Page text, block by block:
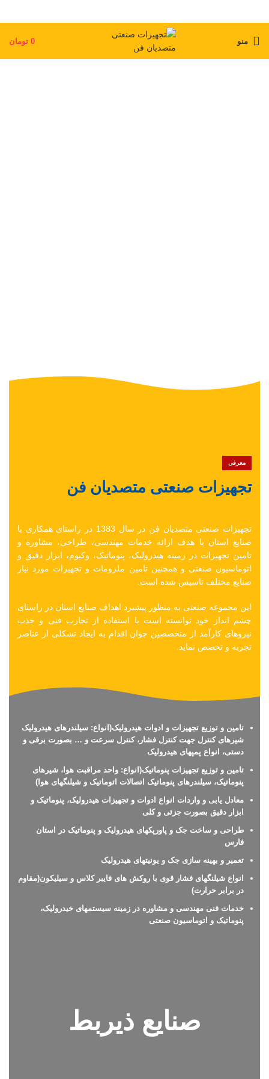
منو 0 تومان
معرفی
تجهیزات صنعتی متصدیان فن
تجهیزات صنعتی متصدیان فن در سال 1383 در راستای همکاری با
صنایع استان با هدف ارائه خدمات مهندسی، طراحی، مشاوره و
تامین تجهیزات در زمینه هیدرولیک، پنوماتیک، وکیوم، ابزار دقیق و
اتوماسیون صنعتی و همچنین تامین ملزومات و تجهیزات مورد نیاز
صنایع مختلف تاسیس شده است.
این مجموعه صنعتی به منظور پیشبرد اهداف صنایع استان در راستای
چشم انداز خود توانسته است با استفاده از تجارب فنی و جذب
نیروهای کارآمد از متخصصین جوان اقدام به ایجاد تشکلی از عناصر
تجربه و تخصص نماید.
تامین و توزیع تجهیزات و ادوات هیدرولیک(انواع: سیلندرهای هیدرولیک
شیرهای کنترل جهت کنترل فشار، کنترل سرعت و … بصورت برقی و
دستی، انواع پمپهای هیدرولیک
تامین و توزیع تجهیزات پنوماتیک(انواع: واحد مراقبت هوا، شیرهای
پنوماتیک، سیلندرهای پنوماتیک اتصالات اتوماتیک و شیلنگهای هوا)
معادل یابی و واردات انواع ادوات و تجهیزات هیدرولیک، پنوماتیک و
ابزار دقیق بصورت جزئی و کلی
طراحی و ساخت جک و پاورپکهای هیدرولیک و پنوماتیک در استان
فارس
تعمیر و بهینه سازی جک و یونیتهای هیدرولیک
انواع شیلنگهای فشار قوی با روکش های فایبر کلاس و سیلیکون(مقاوم
در برابر حرارت)
خدمات فنی مهندسی و مشاوره در زمینه سیستمهای خیدرولیک،
پنوماتیک و اتوماسیون صنعتی
صنایع ذیربط